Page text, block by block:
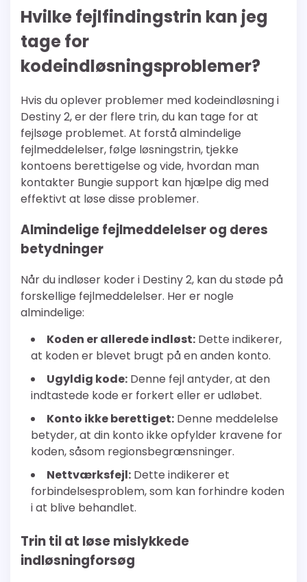
Hvilke fejlfindingstrin kan jeg
tage for
kodeindløsningsproblemer?
Hvis du oplever problemer med kodeindløsning i
Destiny 2, er der flere trin, du kan tage for at
fejlsøge problemet. At forstå almindelige
fejlmeddelelser, følge løsningstrin, tjekke
kontoens berettigelse og vide, hvordan man
kontakter Bungie support kan hjælpe dig med
effektivt at løse disse problemer.
Almindelige fejlmeddelelser og deres
betydninger
Når du indløser koder i Destiny 2, kan du støde på
forskellige fejlmeddelelser. Her er nogle
almindelige:
Koden er allerede indløst: Dette indikerer,
at koden er blevet brugt på en anden konto.
Ugyldig kode: Denne fejl antyder, at den
indtastede kode er forkert eller er udløbet.
Konto ikke berettiget: Denne meddelelse
betyder, at din konto ikke opfylder kravene for
koden, såsom regionsbegrænsninger.
Nettværksfejl: Dette indikerer et
forbindelsesproblem, som kan forhindre koden
i at blive behandlet.
Trin til at løse mislykkede
indløsningforsøg